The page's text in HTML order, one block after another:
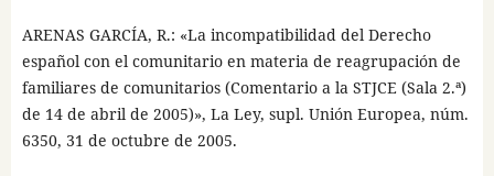
ARENAS GARCÍA, R.: «La incompatibilidad del Derecho
español con el comunitario en materia de reagrupación de
familiares de comunitarios (Comentario a la STJCE (Sala 2.ª)
de 14 de abril de 2005)», La Ley, supl. Unión Europea, núm.
6350, 31 de octubre de 2005.